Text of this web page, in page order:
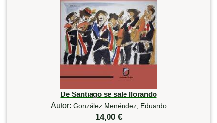
De Santiago se sale llorando
Autor: González Menéndez, Eduardo
14,00 €